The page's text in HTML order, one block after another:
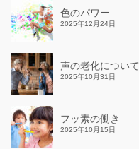
色のパワー
2025年12月24日
声の老化について
2025年10月31日
フッ素の働き
2025年10月15日